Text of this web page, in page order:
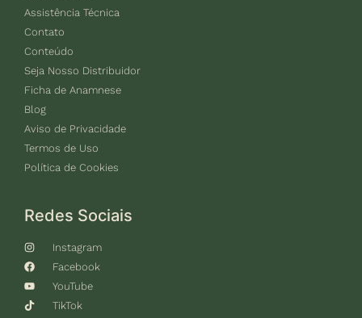
Assistência Técnica
Contato
Conteúdo
Seja Nosso Distribuidor
Ficha de Anamnese
Blog
Aviso de Privacidade
Termos de Uso
Política de Cookies
Redes Sociais
Instagram
Facebook
YouTube
TikTok